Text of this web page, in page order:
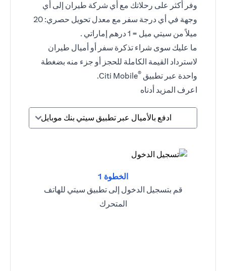
وفر أكثر على رحلاتك مع أي شركة طيران إلى أي
وجهة في أي درجة سفر مع معدل تحويل حصري: 20
ميلاً من سيتي ميل = 1 درهم إماراتي .
ما عليك سوى شراء تذكرة سفر أو أميال طيران
لاسترداد القيمة الكاملة للحجز أو جزء منه بضغطة
واحدة عبر تطبيق ®
Citi Mobile.
اعرف المزيد أدناه
ادفع بالأميال عبر تطبيق سيتي بنك موبايل
الخطوة 1
قم بتسجيل الدخول إلى تطبيق سيتي للهاتف
المتحرك